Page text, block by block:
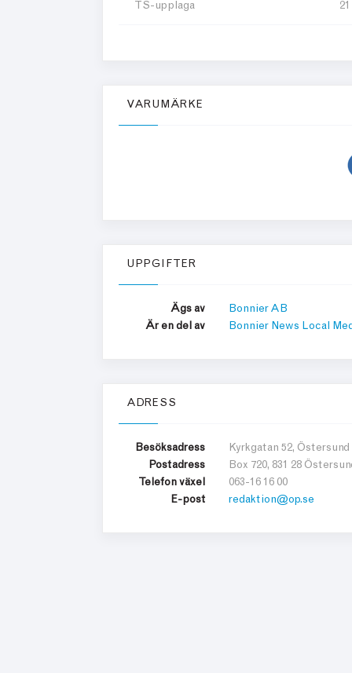
TS-upplaga
VARUMÄRKE
UPPGIFTER
Ägs av
Bonnier AB
Är en del av
Bonnier News Local
ADRESS
Besöksadress
Kyrkgatan 52, Östersund
Postadress
Box 720, 831 28
Telefon växel
063-16 16 00
E-post
redaktion@op.se